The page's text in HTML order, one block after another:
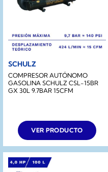
SCHULZ
COMPRESOR AUTÓNOMO
GASOLINA SCHULZ CSL-15BR
GX 30L 9.7BAR 15CFM
VER PRODUCTO